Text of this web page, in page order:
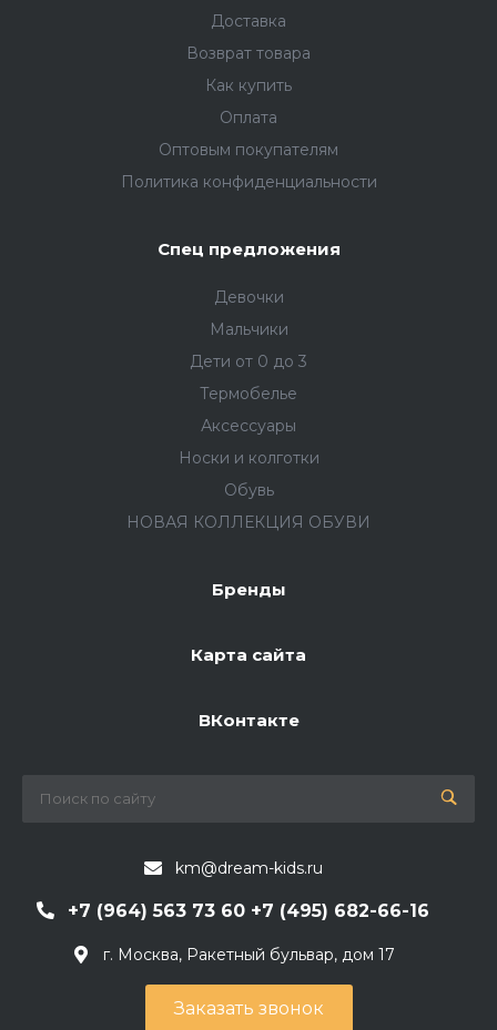
Доставка
Возврат товара
Как купить
Оплата
Оптовым покупателям
Политика конфиденциальности
Спец предложения
Девочки
Мальчики
Дети от 0 до 3
Термобелье
Аксессуары
Носки и колготки
Обувь
НОВАЯ КОЛЛЕКЦИЯ ОБУВИ
Бренды
Карта сайта
ВКонтакте
km@dream-kids.ru
+7 (964) 563 73 60 +7 (495) 682-66-16
г. Москва, Ракетный бульвар, дом 17
Заказать звонок